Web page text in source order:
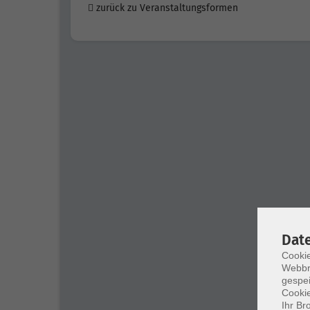
zurück zu Veranstaltungsformen
Ihr